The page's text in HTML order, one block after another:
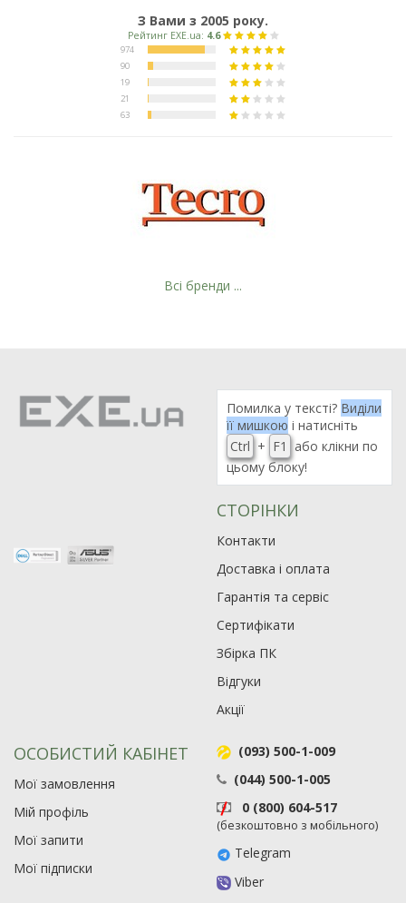
З Вами з 2005 року.
Всі бренди ...
Помилка у тексті? Виділи
її мишкою і натисніть
Ctrl + F1
або клікни по
цьому блоку!
СТОРІНКИ
Контакти
Доставка і оплата
Гарантія та сервіс
Сертифікати
Збірка ПК
Відгуки
Акції
ОСОБИСТИЙ КАБІНЕТ
Мої замовлення
Мій профіль
Мої запити
Мої підписки
(093) 500-1-009
(044) 500-1-005
0 (800) 604-517
(безкоштовно з мобільного)
Telegram
Viber